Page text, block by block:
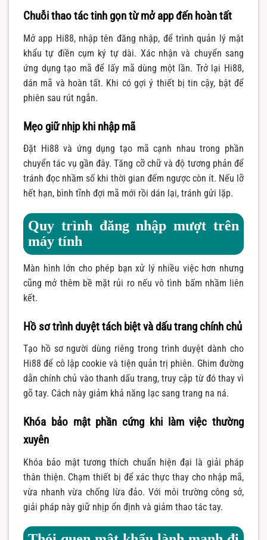
Chuỗi thao tác tinh gọn từ mở app đến hoàn tất
Mở app Hi88, nhập tên đăng nhập, để trình quản lý mật
khẩu tự điền cụm ký tự dài. Xác nhận và chuyển sang
ứng dụng tạo mã để lấy mã dùng một lần. Trở lại Hi88,
dán mã và hoàn tất. Khi có gợi ý thiết bị tin cậy, bật để
phiên sau rút ngắn.
Mẹo giữ nhịp khi nhập mã
Đặt Hi88 và ứng dụng tạo mã cạnh nhau trong phần
chuyển tác vụ gần đây. Tăng cỡ chữ và độ tương phản để
tránh đọc nhầm số khi thời gian đếm ngược còn ít. Nếu lỡ
hết hạn, bình tĩnh đợi mã mới rồi dán lại, tránh gửi lặp.
Quy trình đăng nhập mượt trên
máy tính
Màn hình lớn cho phép bạn xử lý nhiều việc hơn nhưng
cũng mở thêm bề mặt rủi ro nếu vô tình bấm nhầm liên
kết.
Hồ sơ trình duyệt tách biệt và dấu trang chính chủ
Tạo hồ sơ người dùng riêng trong trình duyệt dành cho
Hi88 để cô lập cookie và tiện quản trị phiên. Ghim đường
dẫn chính chủ vào thanh dấu trang, truy cập từ đó thay vì
gõ tay. Cách này giảm khả năng lạc sang trang na ná.
Khóa bảo mật phần cứng khi làm việc thường
xuyên
Khóa bảo mật tương thích chuẩn hiện đại là giải pháp
thân thiện. Chạm thiết bị để xác thực thay cho nhập mã,
vừa nhanh vừa chống lừa đảo. Với môi trường công sở,
giải pháp này giữ nhịp ổn định và giảm thao tác tay.